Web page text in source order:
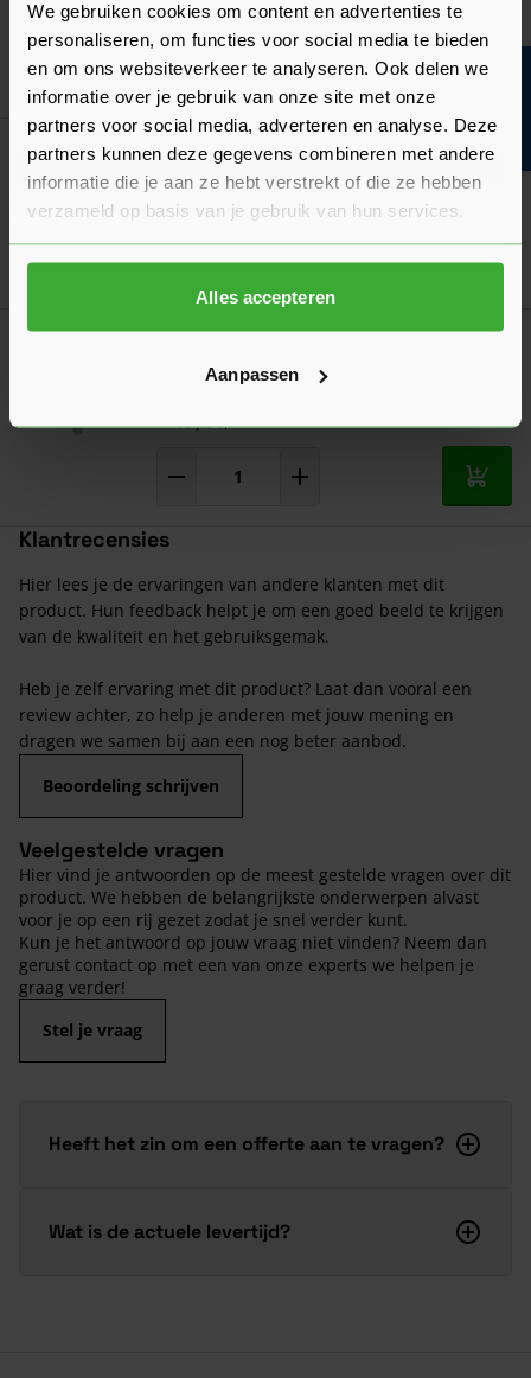
We gebruiken cookies om content en advertenties te
personaliseren, om functies voor social media te bieden
en om ons websiteverkeer te analyseren. Ook delen we
informatie over je gebruik van onze site met onze
partners voor social media, adverteren en analyse. Deze
partners kunnen deze gegevens combineren met andere
informatie die je aan ze hebt verstrekt of die ze hebben
verzameld op basis van je gebruik van hun services.
Alles accepteren
Aanpassen
Nu4,36 per doos
In
Fischer Zeskantmoer Verzinkt M8 DIN934-8
- Doos à 25 stuks
Nu2,93per doos
In
M8x80 Verzinkt - Doos à 100 stuks
Nu13,24per doos
In
Klantrecensies
Hier lees je de ervaringen van andere klanten met dit
product. Hun feedback helpt je om een goed beeld te krijgen
van de kwaliteit en het gebruiksgemak.
Heb je zelf ervaring met dit product? Laat dan vooral een
review achter, zo help je anderen met jouw mening en
dragen we samen bij aan een nog beter aanbod.
Beoordeling schrijven
Veelgestelde vragen
Hier vind je antwoorden op de meest gestelde vragen over dit
product. We hebben de belangrijkste onderwerpen alvast
voor je op een rij gezet zodat je snel verder kunt.
Kun je het antwoord op jouw vraag niet vinden? Neem dan
gerust contact op met een van onze experts we helpen je
graag verder!
Stel je vraag
Heeft het zin om een offerte aan te vragen?
Wat is de actuele levertijd?